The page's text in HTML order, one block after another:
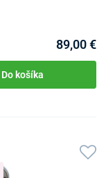
89,00 €
Do košíka